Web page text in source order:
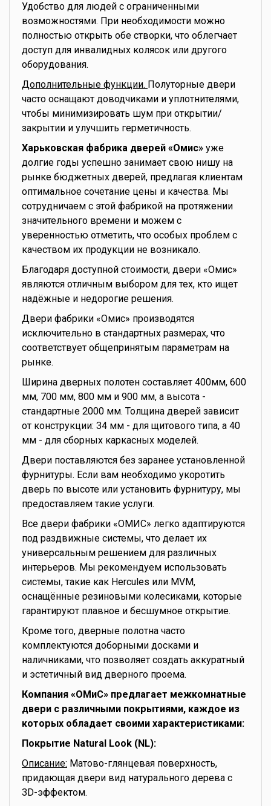
Удобство для людей с ограниченными
возможностями. При необходимости можно
полностью открыть обе створки, что облегчает
доступ для инвалидных колясок или другого
оборудования.
Дополнительные функции. Полуторные двери
часто оснащают доводчиками и уплотнителями,
чтобы минимизировать шум при открытии/
закрытии и улучшить герметичность.
Харьковская фабрика дверей «Омис» уже
долгие годы успешно занимает свою нишу на
рынке бюджетных дверей, предлагая клиентам
оптимальное сочетание цены и качества. Мы
сотрудничаем с этой фабрикой на протяжении
значительного времени и можем с
уверенностью отметить, что особых проблем с
качеством их продукции не возникало.
Благодаря доступной стоимости, двери «Омис»
являются отличным выбором для тех, кто ищет
надёжные и недорогие решения.
Двери фабрики «Омис» производятся
исключительно в стандартных размерах, что
соответствует общепринятым параметрам на
рынке.
Ширина дверных полотен составляет 400мм, 600
мм, 700 мм, 800 мм и 900 мм, а высота -
стандартные 2000 мм. Толщина дверей зависит
от конструкции: 34 мм - для щитового типа, а 40
мм - для сборных каркасных моделей.
Двери поставляются без заранее установленной
фурнитуры. Если вам необходимо укоротить
дверь по высоте или установить фурнитуру, мы
предоставляем такие услуги.
Все двери фабрики «ОМИС» легко адаптируются
под раздвижные системы, что делает их
универсальным решением для различных
интерьеров. Мы рекомендуем использовать
системы, такие как Hercules или MVM,
оснащённые резиновыми колесиками, которые
гарантируют плавное и бесшумное открытие.
Кроме того, дверные полотна часто
комплектуются доборными досками и
наличниками, что позволяет создать аккуратный
и эстетичный вид дверного проема.
Компания «ОМиС» предлагает межкомнатные
двери с различными покрытиями, каждое из
которых обладает своими характеристиками:
Покрытие Natural Look (NL):
Описание: Матово-глянцевая поверхность,
придающая двери вид натурального дерева с
3D-эффектом.